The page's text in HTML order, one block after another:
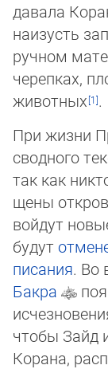
давала
наизусть
руч­ном
черепках,
жи­вот­ных
.
При жизни
сводного
так как
щены
войдут
будут
писания. Во
Бак­ра
чтобы Зайд
Корана,